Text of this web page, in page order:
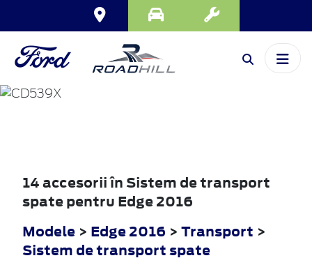
EDGE
14 accesorii în Sistem de transport
spate pentru Edge 2016
Modele > Edge 2016 > Transport >
Sistem de transport spate